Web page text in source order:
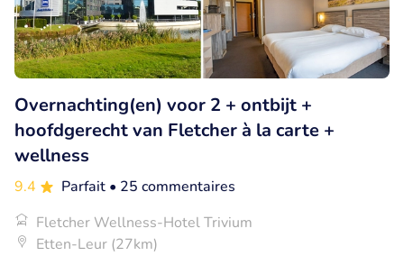
Overnachting(en) voor 2 + ontbijt +
hoofdgerecht van Fletcher à la carte +
wellness
9.4 Parfait • 25 commentaires
Fletcher Wellness-Hotel Trivium
Etten-Leur (27km)